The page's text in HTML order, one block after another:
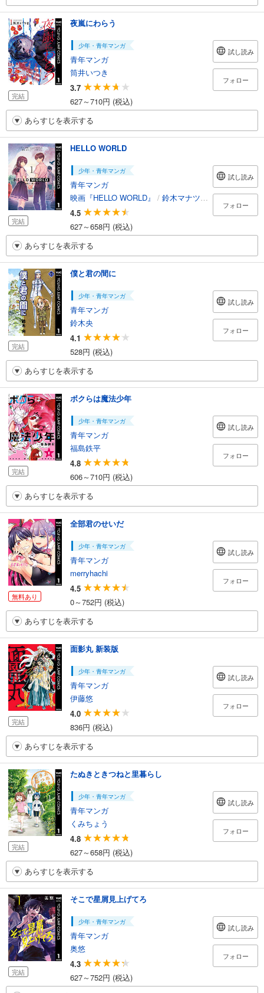
完結
夜嵐にわらう
少年・青年マンガ
青年マンガ
筒井いつき
3.7
627～710円 (税込)
試し読み
フォロー
あらすじを表示する
完結
HELLO WORLD
少年・青年マンガ
青年マンガ
映画『HELLO WORLD』
/ 鈴木マナツ/ 曽野由大
4.5
627～658円 (税込)
試し読み
フォロー
あらすじを表示する
完結
僕と君の間に
少年・青年マンガ
青年マンガ
鈴木央
4.1
528円 (税込)
試し読み
フォロー
あらすじを表示する
完結
ボクらは魔法少年
少年・青年マンガ
青年マンガ
福島鉄平
4.8
606～710円 (税込)
試し読み
フォロー
あらすじを表示する
無料あり
全部君のせいだ
少年・青年マンガ
青年マンガ
merryhachi
4.5
0～752円 (税込)
試し読み
フォロー
あらすじを表示する
完結
面影丸 新装版
少年・青年マンガ
青年マンガ
伊藤悠
4.0
836円 (税込)
試し読み
フォロー
あらすじを表示する
完結
たぬきときつねと里暮らし
少年・青年マンガ
青年マンガ
くみちょう
4.8
627～658円 (税込)
試し読み
フォロー
あらすじを表示する
完結
そこで星屑見上げてろ
少年・青年マンガ
青年マンガ
奥悠
4.3
627～752円 (税込)
試し読み
フォロー